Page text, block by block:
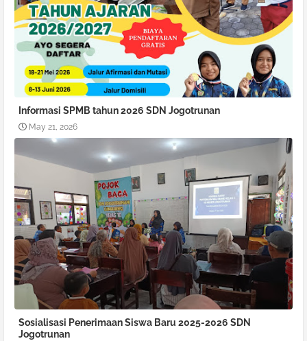
Informasi SPMB tahun 2026 SDN Jogotrunan
May 21, 2026
Sosialisasi Penerimaan Siswa Baru 2025-2026 SDN
Jogotrunan